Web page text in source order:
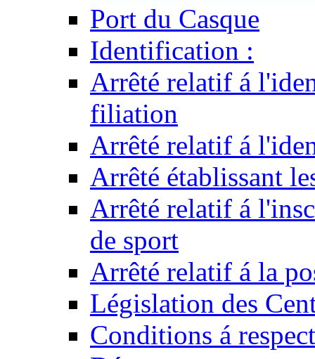
Port du Casque
Identification :
Arrêté relatif á
filiation
Arrêté relatif á
Arrêté établissant
Arrêté relatif á
de sport
Arrêté relatif á la
Législation des
Conditions á